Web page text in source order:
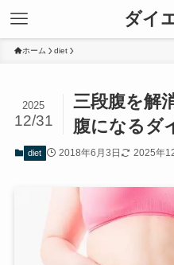
ダイ
ホーム diet
三段腹を解
腹になるダ
2025
12/31
diet 2018年6月3日 2025年